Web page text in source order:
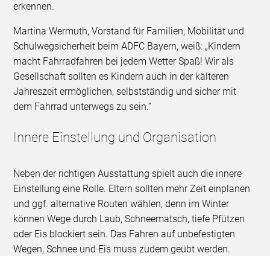
erkennen.
Martina Wermuth, Vorstand für Familien, Mobilität und
Schulwegsicherheit beim ADFC Bayern, weiß: „Kindern
macht Fahrradfahren bei jedem Wetter Spaß! Wir als
Gesellschaft sollten es Kindern auch in der kälteren
Jahreszeit ermöglichen, selbstständig und sicher mit
dem Fahrrad unterwegs zu sein.“
Innere Einstellung und Organisation
Neben der richtigen Ausstattung spielt auch die innere
Einstellung eine Rolle. Eltern sollten mehr Zeit einplanen
und ggf. alternative Routen wählen, denn im Winter
können Wege durch Laub, Schneematsch, tiefe Pfützen
oder Eis blockiert sein. Das Fahren auf unbefestigten
Wegen, Schnee und Eis muss zudem geübt werden.